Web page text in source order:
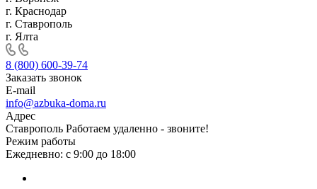
г. Краснодар
г. Ставрополь
г. Ялта
8 (800) 600-39-74
Заказать звонок
E-mail
info@azbuka-doma.ru
Адрес
Ставрополь Работаем удаленно - звоните!
Режим работы
Ежедневно: с 9:00 до 18:00